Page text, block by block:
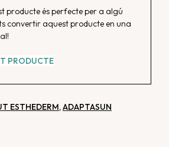
producte és perfecte per a algú
convertir aquest producte en una
PRODUCTE
ESTHEDERM,ADAPTASUN